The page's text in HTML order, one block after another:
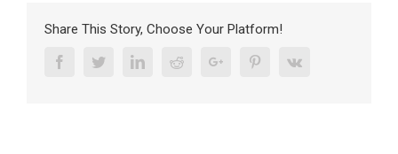
Share This Story, Choose Your Platform!
FacebookTwitterLinkedinRedditGoogle+ PinterestVk